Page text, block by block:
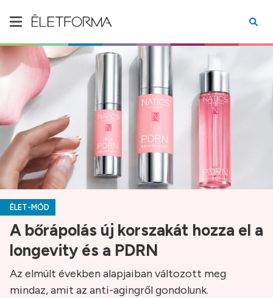
ÉLET-MÓD
A bőrápolás új korszakát hozza el a
longevity és a PDRN
Az elmúlt években alapjaiban változott meg
mindaz, amit az anti-agingről gondolunk.